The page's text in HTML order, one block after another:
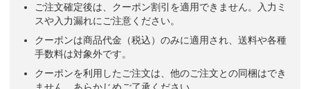
ご注文確定後は、クーポン割引を適用できません。入力ミ
スや入力漏れにご注意ください。
クーポンは商品代金（税込）のみに適用され、送料や各種
手数料は対象外です。
クーポンを利用したご注文は、他のご注文との同梱はでき
ません。あらかじめご了承ください。